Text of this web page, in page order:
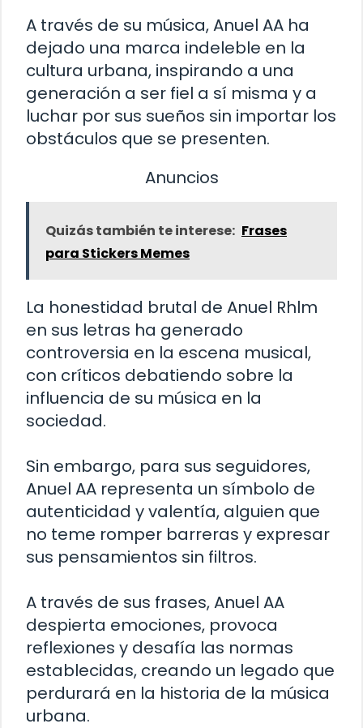
A través de su música, Anuel AA ha
dejado una marca indeleble en la
cultura urbana, inspirando a una
generación a ser fiel a sí misma y a
luchar por sus sueños sin importar los
obstáculos que se presenten.
Anuncios
Quizás también te interese: Frases
para Stickers Memes
La honestidad brutal de Anuel Rhlm
en sus letras ha generado
controversia en la escena musical,
con críticos debatiendo sobre la
influencia de su música en la
sociedad.
Sin embargo, para sus seguidores,
Anuel AA representa un símbolo de
autenticidad y valentía, alguien que
no teme romper barreras y expresar
sus pensamientos sin filtros.
A través de sus frases, Anuel AA
despierta emociones, provoca
reflexiones y desafía las normas
establecidas, creando un legado que
perdurará en la historia de la música
urbana.